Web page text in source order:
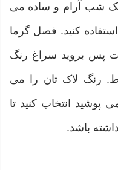
یک شب آرام و ساده می
استفاده کنید. فصل گرما
پس بروید سراغ رنگ
رنگ لاک تان را می
پوشید انتخاب کنید تا
باشد.